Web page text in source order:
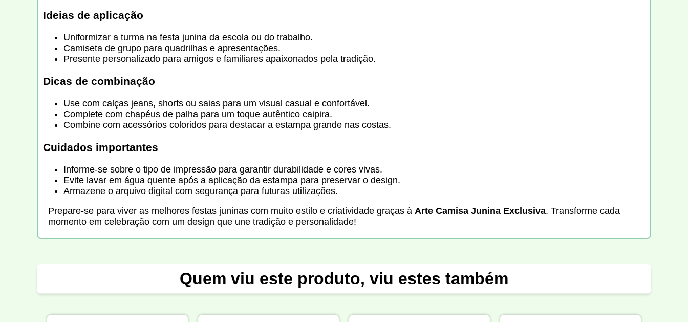
Ideias de aplicação
Uniformizar a turma na festa junina da escola ou do trabalho.
Camiseta de grupo para quadrilhas e apresentações.
Presente personalizado para amigos e familiares apaixonados pela tradição.
Dicas de combinação
Use com calças jeans, shorts ou saias para um visual casual e confortável.
Complete com chapéus de palha para um toque autêntico caipira.
Combine com acessórios coloridos para destacar a estampa grande nas costas.
Cuidados importantes
Informe-se sobre o tipo de impressão para garantir durabilidade e cores vivas.
Evite lavar em água quente após a aplicação da estampa para preservar o design.
Armazene o arquivo digital com segurança para futuras utilizações.
Prepare-se para viver as melhores festas juninas com muito estilo e criatividade graças à Arte Camisa Junina Exclusiva. Transforme cada
momento em celebração com um design que une tradição e personalidade!
Quem viu este produto, viu estes também